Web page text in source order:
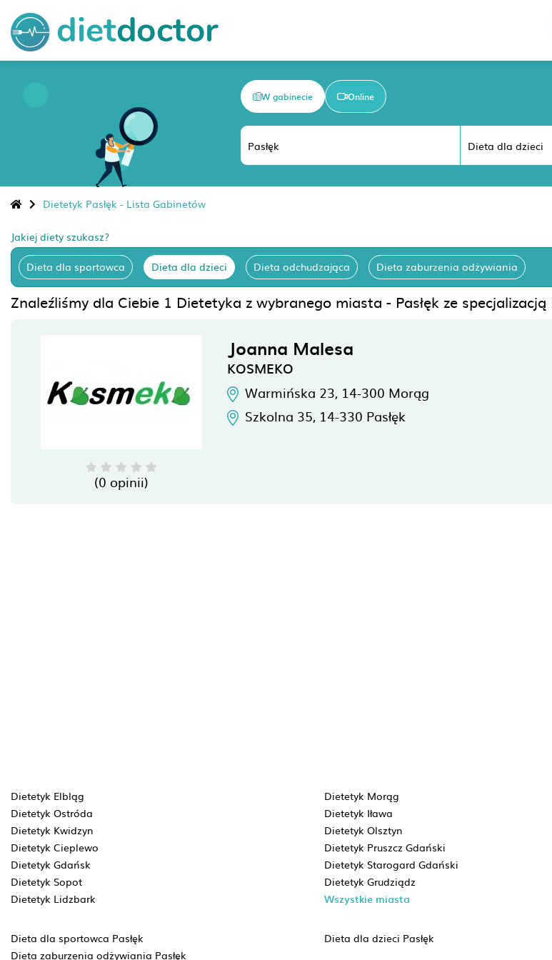
W gabinecie Online
Dietetyk Pasłęk - Lista Gabinetów
Jakiej diety szukasz?
Dieta dla sportowca Dieta dla dzieci Dieta odchudzająca Dieta zaburzenia odżywiania
Znaleźliśmy dla Ciebie 1 Dietetyka z wybranego miasta - Pasłęk ze
(0 opinii)
Joanna Malesa
KOSMEKO
Warmińska 23, 14-300 Morąg
Szkolna 35, 14-330 Pasłęk
Dietetyk Elbląg Dietetyk Morąg
Dietetyk Ostróda
Dietetyk Iława
Dietetyk Kwidzyn
Dietetyk Olsztyn
Dietetyk Cieplewo
Dietetyk Pruszcz Gdański
Dietetyk Gdańsk
Dietetyk Starogard Gdański
Dietetyk Sopot
Dietetyk Grudziądz
Dietetyk Lidzbark
Wszystkie miasta
Dieta dla sportowca Pasłęk Dieta dla dzieci Pasłęk
Dieta zaburzenia odżywiania Pasłęk